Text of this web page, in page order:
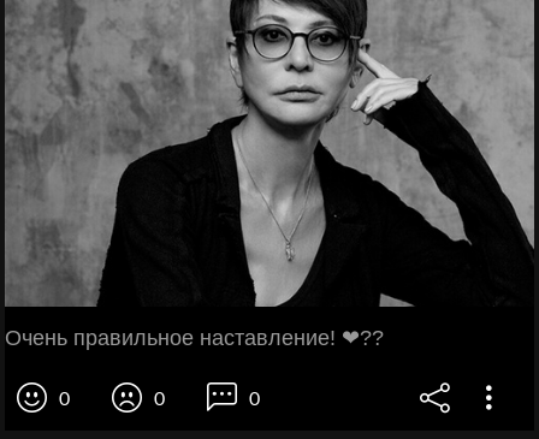
Очень правильное наставление! ❤??
0 0 0